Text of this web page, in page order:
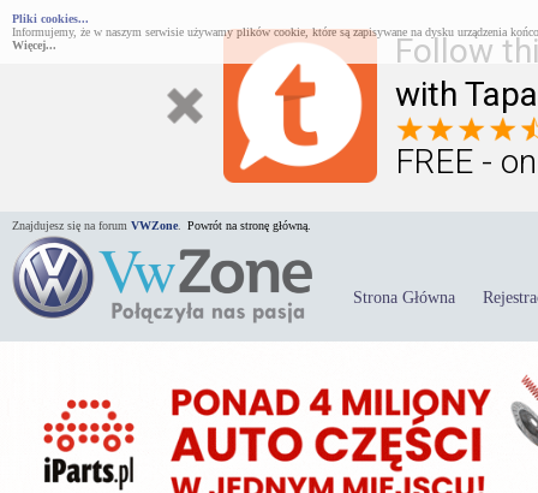
Follow
with
FREE -
Pliki cookies...
Informujemy, że w naszym serwisie używamy plików cookie, które są zapisywane na dysku urządzenia
Więcej...
Znajdujesz się na forum VWZone Powrót na stronę główną.
Strona Główna